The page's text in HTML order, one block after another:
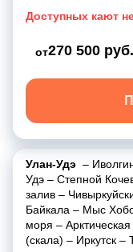
Доступных кают
от270 500 руб.
Улан-Удэ –
Удэ – Степной
залив –
Байкала – Мыс
моря –
(скала) – Иркутск –